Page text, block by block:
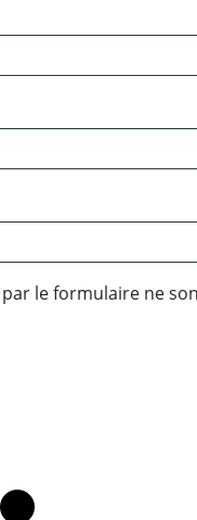
le formulaire ne